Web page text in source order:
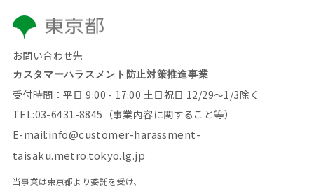
お問い合わせ先
カスタマーハラスメント防止対策推進事業
受付時間：平日 9:00 - 17:00 土日祝日 12/29～1/3除く
TEL:03-6431-8845 （事業内容に関すること等）
E-mail:info@customer-harassment-
taisaku.metro.tokyo.lg.jp
当事業は東京都より委託を受け、